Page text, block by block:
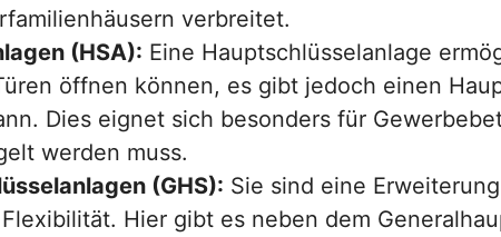
verbreitet.
(HSA): Eine Hauptschlüsselanlage
öffnen können, es gibt jedoch einen
Dies eignet sich besonders für
werden muss.
(GHS): Sie sind eine
Hier gibt es neben dem